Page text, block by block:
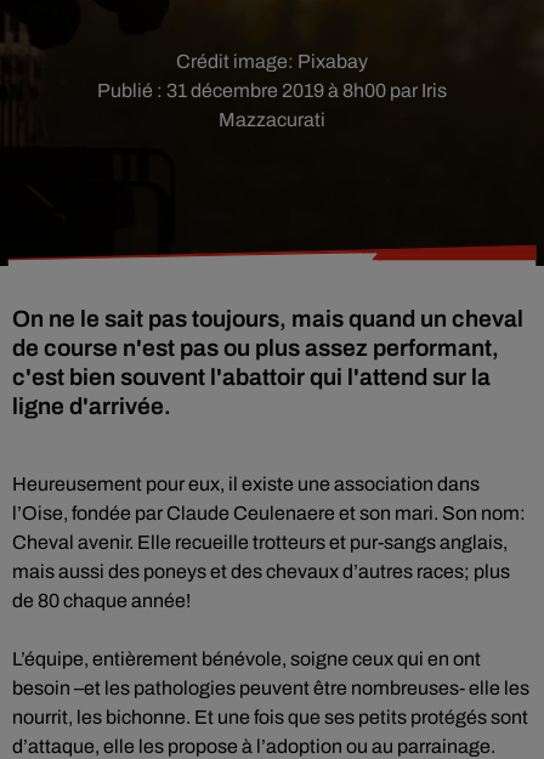
Publié : 31 décembre 2019 à 8h00 par Iris
Mazzacurati
Crédit image: Pixabay
On ne le sait pas toujours, mais quand un cheval
de course n'est pas ou plus assez performant,
c'est bien souvent l'abattoir qui l'attend sur la
ligne d'arrivée.
Heureusement pour eux, il existe une association dans
l’Oise, fondée par Claude Ceulenaere et son mari. Son nom:
Cheval avenir. Elle recueille trotteurs et pur-sangs anglais,
mais aussi des poneys et des chevaux d’autres races; plus
de 80 chaque année!
L’équipe, entièrement bénévole, soigne ceux qui en ont
besoin –et les pathologies peuvent être nombreuses- elle les
nourrit, les bichonne. Et une fois que ses petits protégés sont
d’attaque, elle les propose à l’adoption ou au parrainage.